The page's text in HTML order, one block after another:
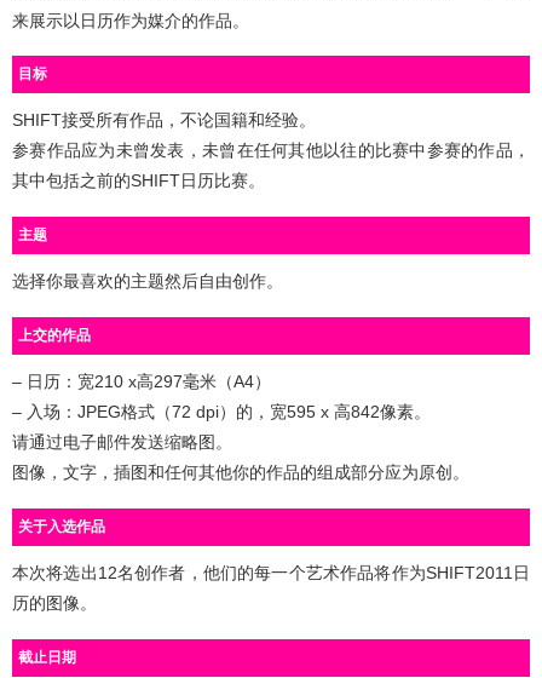
来展示以日历作为媒介的作品。
目标
SHIFT接受所有作品，不论国籍和经验。
参赛作品应为未曾发表，未曾在任何其他以往的比赛中参赛的作品，
其中包括之前的SHIFT日历比赛。
主题
选择你最喜欢的主题然后自由创作。
上交的作品
– 日历：宽210 x高297毫米（A4）
– 入场：JPEG格式（72 dpi）的，宽595 x 高842像素。
请通过电子邮件发送缩略图。
图像，文字，插图和任何其他你的作品的组成部分应为原创。
关于入选作品
本次将选出12名创作者，他们的每一个艺术作品将作为SHIFT2011日
历的图像。
截止日期